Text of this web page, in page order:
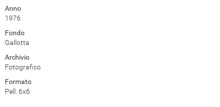
Anno
1976
Fondo
Gallotta
Archivio
Fotografico
Formato
Pell. 6x6